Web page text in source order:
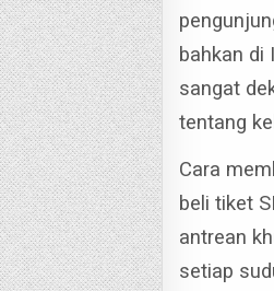
bahkan di
sangat
tentang
Cara
beli tiket
antrean
setiap